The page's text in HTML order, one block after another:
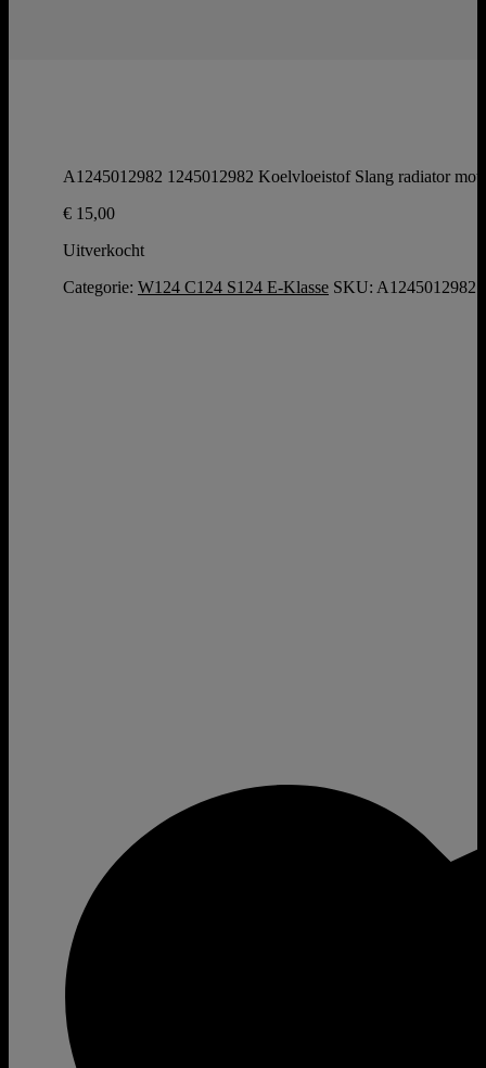
A1245012982 1245012982 Koelvloeistof Slang radiator
€ 15,00
Uitverkocht
Categorie: W124 C124 S124 E-Klasse SKU: A1245012982